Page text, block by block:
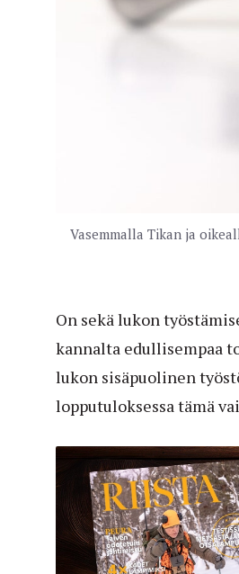
Vasemmalla Tikan ja
On sekä lukon
kannalta edullisempaa
lukon sisäpuolinen
lopputuloksessa tämä